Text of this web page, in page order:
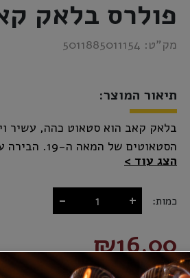
פולרס בלאק
מק”ט: 5011885011154
תיאור המוצר:
בלאק קאב הוא סטאוט כהה, עשיר
הסטאוטים
לבירה טעמי קפה ושוקולד מריר
בעזרת חנקן תקבל הבירה את המרקם
הצג עוד
כמות: - +
₪16.00